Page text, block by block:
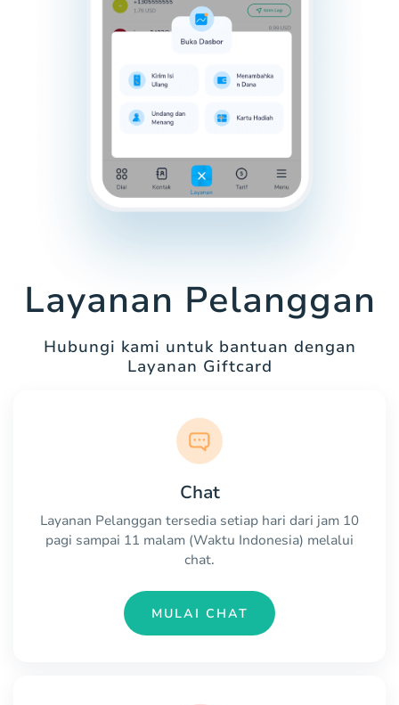
Layanan Pelanggan
Hubungi kami untuk bantuan dengan
Layanan Giftcard
Chat
Layanan Pelanggan tersedia setiap hari dari jam 10
pagi sampai 11 malam (Waktu Indonesia) melalui
chat.
MULAI CHAT